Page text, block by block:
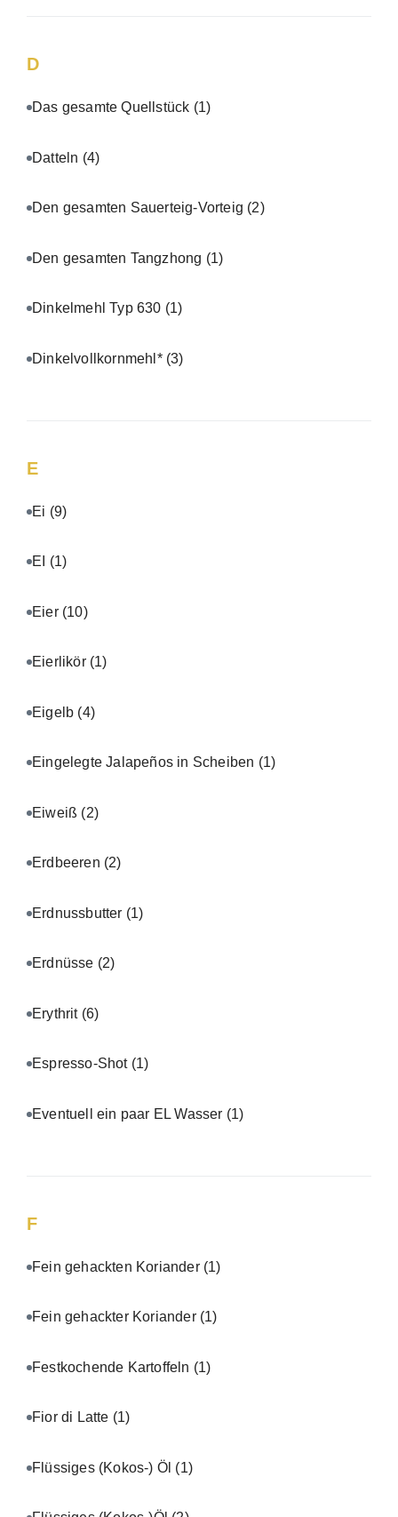
D
Das gesamte Quellstück (1)
Datteln (4)
Den gesamten Sauerteig-Vorteig (2)
Den gesamten Tangzhong (1)
Dinkelmehl Typ 630 (1)
Dinkelvollkornmehl* (3)
E
Ei (9)
EI (1)
Eier (10)
Eierlikör (1)
Eigelb (4)
Eingelegte Jalapeños in Scheiben (1)
Eiweiß (2)
Erdbeeren (2)
Erdnussbutter (1)
Erdnüsse (2)
Erythrit (6)
Espresso-Shot (1)
Eventuell ein paar EL Wasser (1)
F
Fein gehackten Koriander (1)
Fein gehackter Koriander (1)
Festkochende Kartoffeln (1)
Fior di Latte (1)
Flüssiges (Kokos-) Öl (1)